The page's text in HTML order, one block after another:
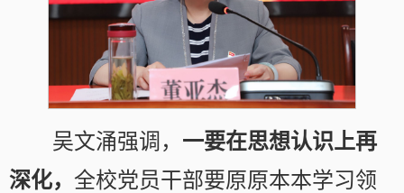
吴文涌强调， 一要在思想认识上再
深化， 全校党员干部要原原本本学习领